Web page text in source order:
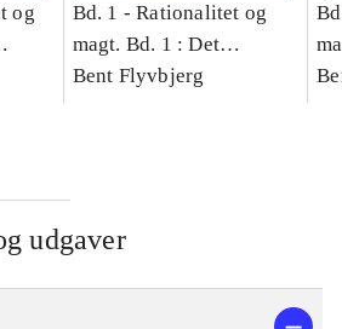
og
Bd. 1 -Rationalitet og
magt. Bd. 1 : Det
konkretes videnskab
Bent Flyvbjerg
udgaver